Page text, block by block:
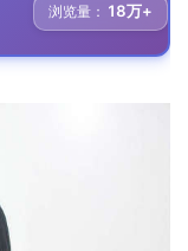
浏览量： 18万+